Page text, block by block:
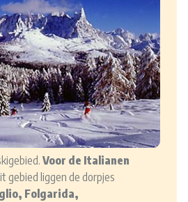
Voor de Italianen
gebied liggen de dorpjes
Folgarida,